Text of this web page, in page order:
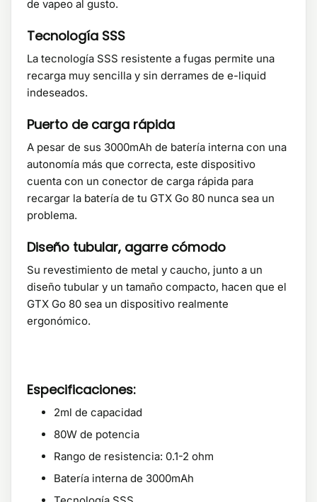
de vapeo al gusto.
Tecnología SSS
La tecnología SSS resistente a fugas permite una
recarga muy sencilla y sin derrames de e-liquid
indeseados.
Puerto de carga rápida
A pesar de sus 3000mAh de batería interna con una
autonomía más que correcta, este dispositivo
cuenta con un conector de carga rápida para
recargar la batería de tu GTX Go 80 nunca sea un
problema.
Diseño tubular, agarre cómodo
Su revestimiento de metal y caucho, junto a un
diseño tubular y un tamaño compacto, hacen que el
GTX Go 80 sea un dispositivo realmente
ergonómico.
Especificaciones:
2ml de capacidad
80W de potencia
Rango de resistencia: 0.1-2 ohm
Batería interna de 3000mAh